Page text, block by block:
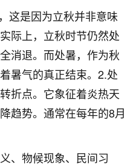
这是因为立秋并非意味
际上，立秋时节仍然处
消退。而处暑，作为秋
暑气的真正结束。2.处
折点。它象征着炎热天
趋势。通常在每年的8月
、物候现象、民间习
殃殃的，去检查又没什么大
中医西医看遍了，找不到问
推荐慧来老师，跟老师聊过
听老师建议，处理了一些因
比以前好多，主要是心情好
在深有体会了。
老师聊过之后，最大的感
变好，万般皆是命，半点
9